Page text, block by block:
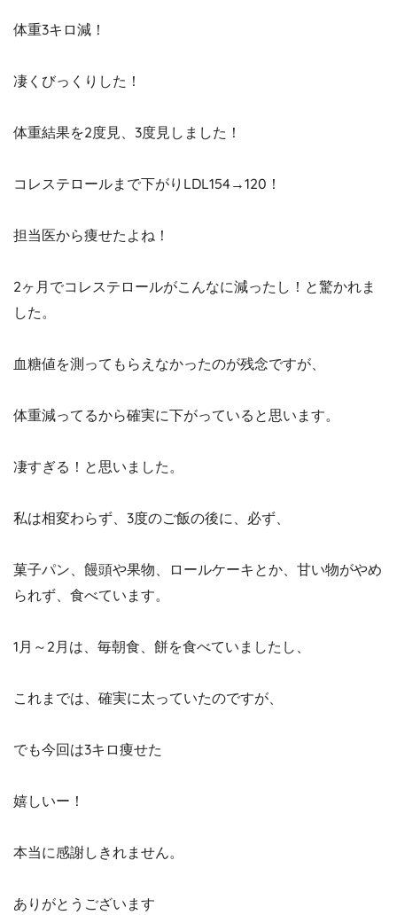
体重3キロ減！
凄くびっくりした！
体重結果を2度見、3度見しました！
コレステロールまで下がりLDL154→120！
担当医から痩せたよね！
2ヶ月でコレステロールがこんなに減ったし！と驚かれま
した。
血糖値を測ってもらえなかったのが残念ですが、
体重減ってるから確実に下がっていると思います。
凄すぎる！と思いました。
私は相変わらず、3度のご飯の後に、必ず、
菓子パン、饅頭や果物、ロールケーキとか、甘い物がやめ
られず、食べています。
1月～2月は、毎朝食、餅を食べていましたし、
これまでは、確実に太っていたのですが、
でも今回は3キロ痩せた
嬉しいー！
本当に感謝しきれません。
ありがとうございます